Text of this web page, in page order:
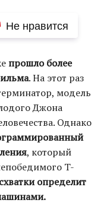
Не нравится
прошло более
. На этот раз
модель
Джона
Однако
, который
T-
определит